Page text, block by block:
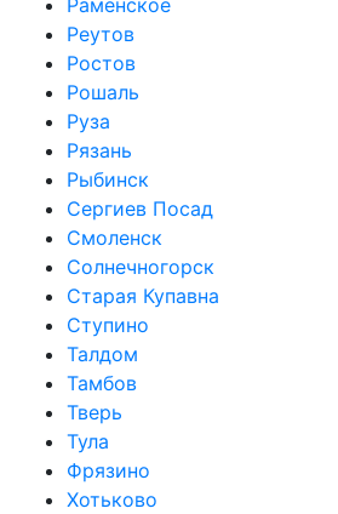
Реутов
Ростов
Рошаль
Руза
Рязань
Рыбинск
Сергиев Посад
Смоленск
Солнечногорск
Старая Купавна
Ступино
Талдом
Тамбов
Тверь
Тула
Фрязино
Хотьково